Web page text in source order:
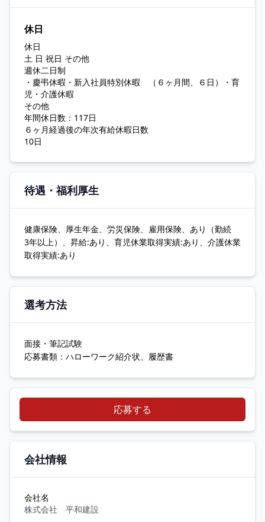
休日
休日
土 日 祝日 その他
週休二日制
・慶弔休暇・新入社員特別休暇 （６ヶ月間、６日）・育
児・介護休暇
その他
年間休日数：117日
６ヶ月経過後の年次有給休暇日数
10日
待遇・福利厚生
健康保険、厚生年金、労災保険、雇用保険、あり（勤続
3年以上）、昇給:あり、育児休業取得実績:あり、介護休業
取得実績:あり
選考方法
面接・筆記試験
応募書類：ハローワーク紹介状、履歴書
応募する
会社情報
会社名
株式会社 平和建設